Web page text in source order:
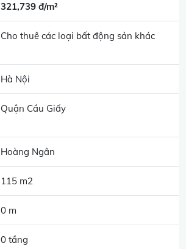
321,739 đ/m²
Cho thuê các loại bất động sản khác
Hà Nội
Quận Cầu Giấy
Hoàng Ngân
115 m2
0 m
0 tầng